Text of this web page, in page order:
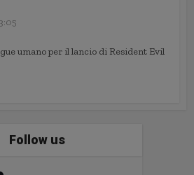
umano per il lancio di Resident Evil
Follow us